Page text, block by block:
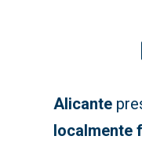
Alicante
localmente